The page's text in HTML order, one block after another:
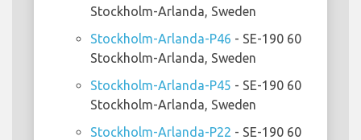
Stockholm-Arlanda, Sweden
Stockholm-Arlanda-P46 - SE-190 60
Stockholm-Arlanda, Sweden
Stockholm-Arlanda-P45 - SE-190 60
Stockholm-Arlanda, Sweden
Stockholm-Arlanda-P22 - SE-190 60